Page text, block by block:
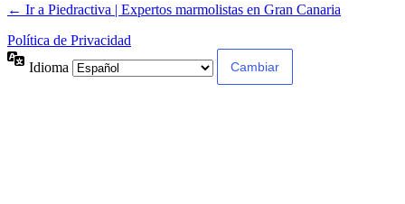
← Ir a Piedractiva | Expertos marmolistas en Gran Canaria
Política de Privacidad
Idioma